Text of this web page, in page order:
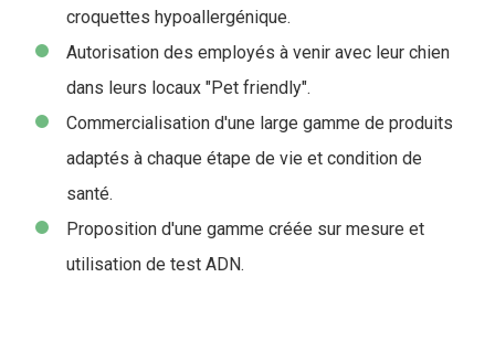
croquettes hypoallergénique.
Autorisation des employés à venir avec leur chien
dans leurs locaux "Pet friendly".
Commercialisation d'une large gamme de produits
adaptés à chaque étape de vie et condition de
santé.
Proposition d'une gamme créée sur mesure et
utilisation de test ADN.